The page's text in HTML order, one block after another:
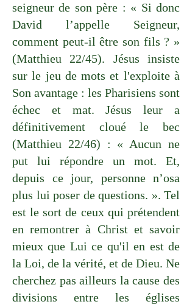
seigneur de son père : « Si donc
David l’appelle Seigneur,
comment peut-il être son fils ? »
(Matthieu 22/45). Jésus insiste
sur le jeu de mots et l'exploite à
Son avantage : les Pharisiens sont
échec et mat. Jésus leur a
définitivement cloué le bec
(Matthieu 22/46) : « Aucun ne
put lui répondre un mot. Et,
depuis ce jour, personne n’osa
plus lui poser de questions. ». Tel
est le sort de ceux qui prétendent
en remontrer à Christ et savoir
mieux que Lui ce qu'il en est de
la Loi, de la vérité, et de Dieu. Ne
cherchez pas ailleurs la cause des
divisions entre les églises